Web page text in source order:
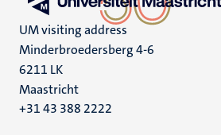
UM visiting address
Minderbroedersberg 4-6
6211 LK
Maastricht
+31 43 388 2222